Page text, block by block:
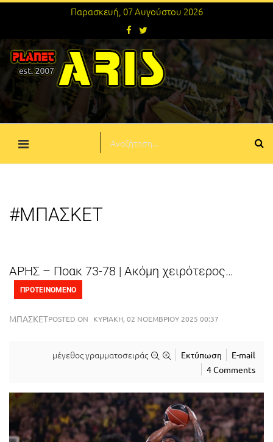
Παρασκευή, 07 Αυγούστου 2026
#ΜΠΑΣΚΕΤ
ΑΡΗΣ – Ποακ 73-78 | Ακόμη χειρότερος…
ΠΡΟΤΕΙΝΟΜΕΝΟ
ΜΠΆΣΚΕΤPOSTED ON ΚΥΡΙΑΚΉ, 02 ΝΟΕΜΒΡΊΟΥ 2025 00:37
μέγεθος γραμματοσειράς Εκτύπωση
E-mail
4 Comments